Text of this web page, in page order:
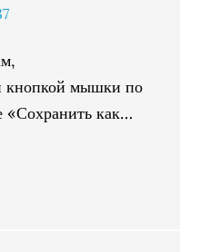
кнопкой мышки по
«Сохранить как…